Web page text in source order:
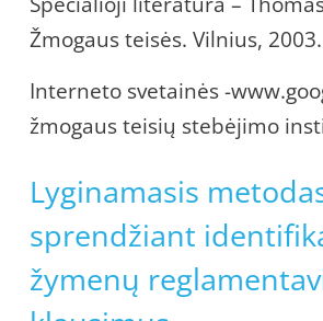
Žmogaus teisės. Vilnius, 2003.
Interneto svetainės -
žmogaus teisių stebėjimo
Lyginamasis
sprendžiant
žymenų